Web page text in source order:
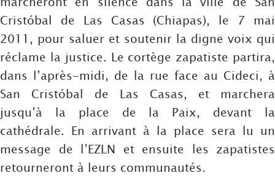
Cristóbal de Las Casas (Chiapas), le 7 mai
2011, pour saluer et soutenir la digne voix qui
réclame la justice. Le cortège zapatiste partira,
dans l’après-midi, de la rue face au Cideci, à
San Cristóbal de Las Casas, et marchera
jusqu’à la place de la Paix, devant la
cathédrale. En arrivant à la place sera lu un
message de l’EZLN et ensuite les zapatistes
retourneront à leurs communautés.